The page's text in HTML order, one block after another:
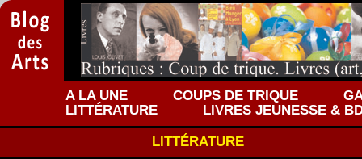
A LA UNE COUPS DE TRIQUE
LITTÉRATURE
LIVRES JEUNESSE &
LITTÉRATURE